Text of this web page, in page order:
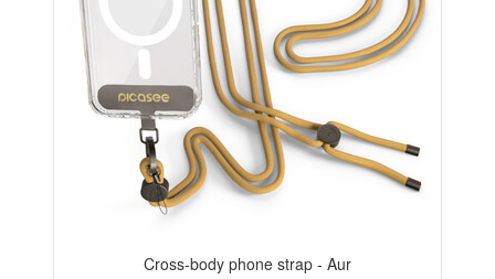
Cross-body phone strap - Aur